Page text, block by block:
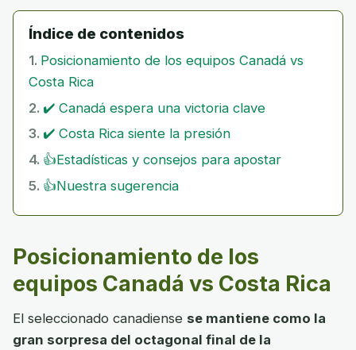
Índice de contenidos
Posicionamiento de los equipos Canadá vs
Costa Rica
✔️ Canadá espera una victoria clave
✔️ Costa Rica siente la presión
👍Estadísticas y consejos para apostar
👍Nuestra sugerencia
Posicionamiento de los
equipos Canadá vs Costa Rica
El seleccionado canadiense se mantiene como la
gran sorpresa del octagonal final de la